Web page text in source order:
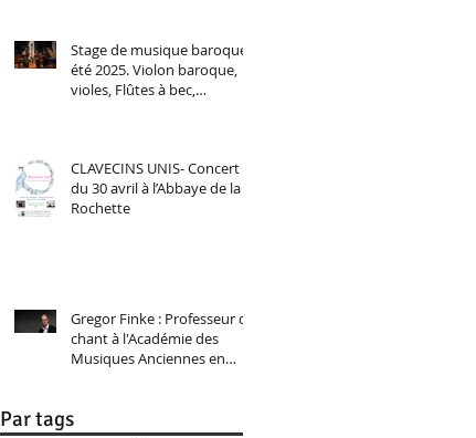
Stage de musique baroque,
été 2025. Violon baroque,
violes, Flûtes à bec,
CLAVECINS UNIS- Concert
du 30 avril à l’Abbaye de la
Rochette
Gregor Finke : Professeur de
chant à l'Académie des
Musiques Anciennes en
Par tags